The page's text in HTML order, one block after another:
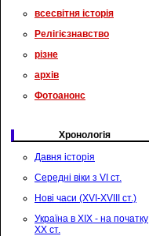
всесвітня історія
Релігієзнавство
різне
архів
Фотоанонс
Хронологія
Давня історія
Середні віки з VI ст.
Нові часи (XVI-XVIII ст.)
Україна в XIX - на початку
XX ст.